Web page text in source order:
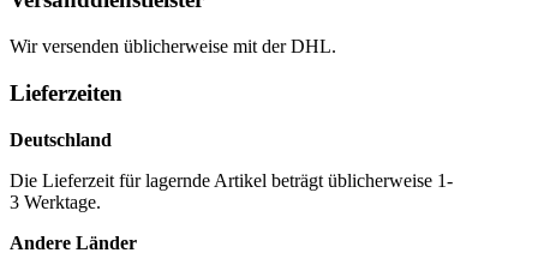
Wir versenden üblicherweise mit der DHL.
Lieferzeiten
Deutschland
Die Lieferzeit für lagernde Artikel beträgt üblicherweise 1-
3 Werktage.
Andere Länder